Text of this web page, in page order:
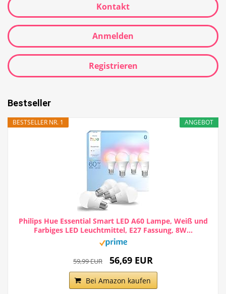
Kontakt
Anmelden
Registrieren
Bestseller
ANGEBOT
BESTSELLER NR. 1
Philips Hue Essential Smart LED A60 Lampe, Weiß und
Farbiges LED Leuchtmittel, E27 Fassung, 8W...
59,99 EUR 56,69 EUR
Bei Amazon kaufen